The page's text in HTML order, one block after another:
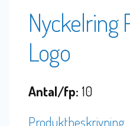
Nyckelring
Logo
Antal/fp: 10
Produktbeskrivning